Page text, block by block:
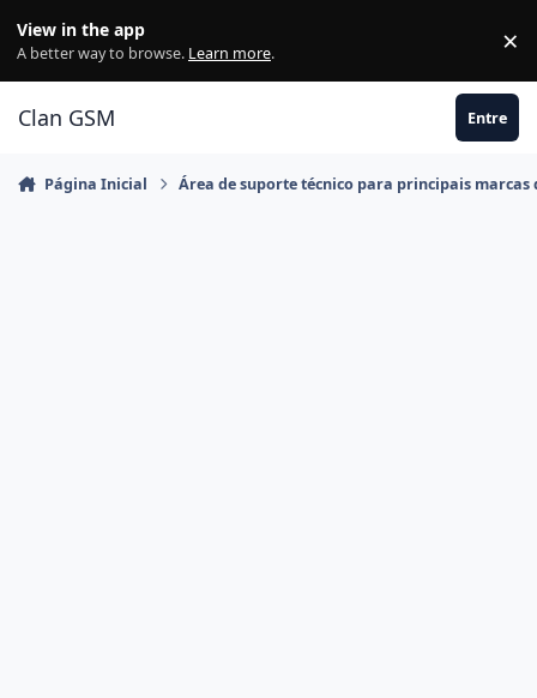
View in the app
A better way to browse. Learn more. ×
Clan GSM Entre
Página Inicial Área de suporte técnico para principais marcas